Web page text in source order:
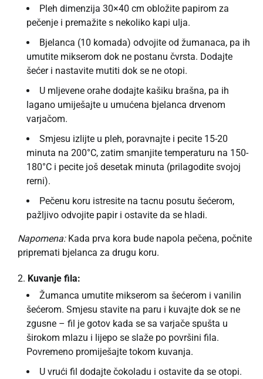
Pleh dimenzija 30×40 cm obložite papirom za
pečenje i premažite s nekoliko kapi ulja.
Bjelanca (10 komada) odvojite od žumanaca, pa ih
umutite mikserom dok ne postanu čvrsta. Dodajte
šećer i nastavite mutiti dok se ne otopi.
U mljevene orahe dodajte kašiku brašna, pa ih
lagano umiješajte u umućena bjelanca drvenom
varjačom.
Smjesu izlijte u pleh, poravnajte i pecite 15-20
minuta na 200°C, zatim smanjite temperaturu na 150-
180°C i pecite još desetak minuta (prilagodite svojoj
rerni).
Pečenu koru istresite na tacnu posutu šećerom,
pažljivo odvojite papir i ostavite da se hladi.
Napomena:Kada prva kora bude napola pečena, počnite
pripremati bjelanca za drugu koru.
Kuvanje fila:
Žumanca umutite mikserom sa šećerom i vanilin
šećerom. Smjesu stavite na paru i kuvajte dok se ne
zgusne – fil je gotov kada se sa varjače spušta u
širokom mlazu i lijepo se slaže po površini fila.
Povremeno promiješajte tokom kuvanja.
U vrući fil dodajte čokoladu i ostavite da se otopi.